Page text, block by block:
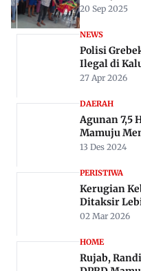
20 Sep 2025
NEWS
Polisi
Ilegal di
27 Apr 2026
DAERAH
Agunan 7,5
Mamuju
13 Des 2024
PERISTIWA
Kerugian
Ditaksir
02 Mar 2026
HOME
Rujab,